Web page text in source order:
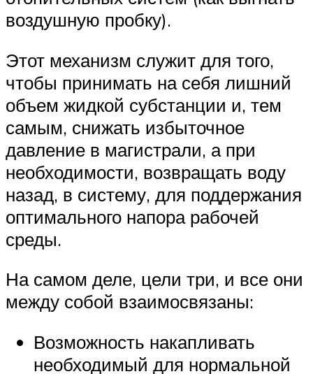
воздушную пробку).
Этот механизм служит для того,
чтобы принимать на себя лишний
объем жидкой субстанции и, тем
самым, снижать избыточное
давление в магистрали, а при
необходимости, возвращать воду
назад, в систему, для поддержания
оптимального напора рабочей
среды.
На самом деле, цели три, и все они
между собой взаимосвязаны:
Возможность накапливать
необходимый для нормальной